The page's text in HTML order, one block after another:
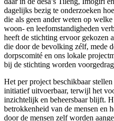
dagelijks bezig te onderzoeken
die als geen ander weten op
woon- en leefomstandigheden
heeft de stichting ervoor gekozen
die door de bevolking zélf, mede
dorpscomité en ons lokale
bij de stichting worden
Het per project beschikbaar
initiatief uitvoerbaar, terwijl het
inzichtelijk en beheersbaar blijft.
betrokkenheid van de mensen en
door de mensen zelf worden